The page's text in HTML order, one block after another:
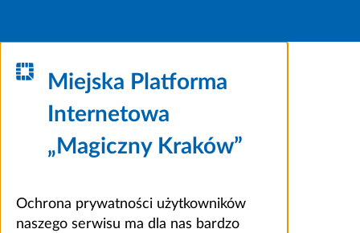
Miejska Platforma
Internetowa
„Magiczny Kraków”
Ochrona prywatności użytkowników
naszego serwisu ma dla nas bardzo